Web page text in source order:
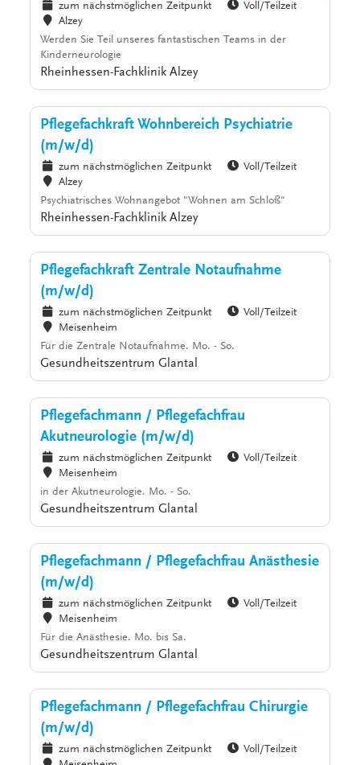
zum nächstmöglichen Zeitpunkt
Voll/Teilzeit
Alzey
Werden Sie Teil unseres fantastischen Teams in der
Kinderneurologie
Rheinhessen-Fachklinik Alzey
Pflegefachkraft Wohnbereich Psychiatrie
(m/w/d)
zum nächstmöglichen Zeitpunkt
Voll/Teilzeit
Alzey
Psychiatrisches Wohnangebot "Wohnen am Schloß"
Rheinhessen-Fachklinik Alzey
Pflegefachkraft Zentrale Notaufnahme
(m/w/d)
zum nächstmöglichen Zeitpunkt
Voll/Teilzeit
Meisenheim
Für die Zentrale Notaufnahme. Mo. - So.
Gesundheitszentrum Glantal
Pflegefachmann / Pflegefachfrau
Akutneurologie (m/w/d)
zum nächstmöglichen Zeitpunkt
Voll/Teilzeit
Meisenheim
in der Akutneurologie. Mo. - So.
Gesundheitszentrum Glantal
Pflegefachmann / Pflegefachfrau Anästhesie
(m/w/d)
zum nächstmöglichen Zeitpunkt
Voll/Teilzeit
Meisenheim
Für die Anästhesie. Mo. bis Sa.
Gesundheitszentrum Glantal
Pflegefachmann / Pflegefachfrau Chirurgie
(m/w/d)
zum nächstmöglichen Zeitpunkt
Voll/Teilzeit